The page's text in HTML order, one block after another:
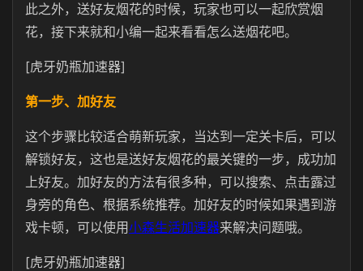
此之外，送好友烟花的时候，玩家也可以一起欣赏烟
花，接下来就和小编一起来看看怎么送烟花吧。
[虎牙奶瓶加速器]
第一步、加好友
这个步骤比较适合萌新玩家，当达到一定关卡后，可以
解锁好友，这也是送好友烟花的最关键的一步，成功加
上好友。加好友的方法有很多种，可以搜索、点击露过
身旁的角色、根据系统推荐。加好友的时候如果遇到游
戏卡顿，可以使用小森生活加速器来解决问题哦。
[虎牙奶瓶加速器]